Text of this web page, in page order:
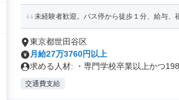
未経験者歓迎。バス停から徒歩１分、給与、
東京都世田谷区
月給27万3760円以上
求める人材: ・専門学校卒業以上かつ
交通費支給